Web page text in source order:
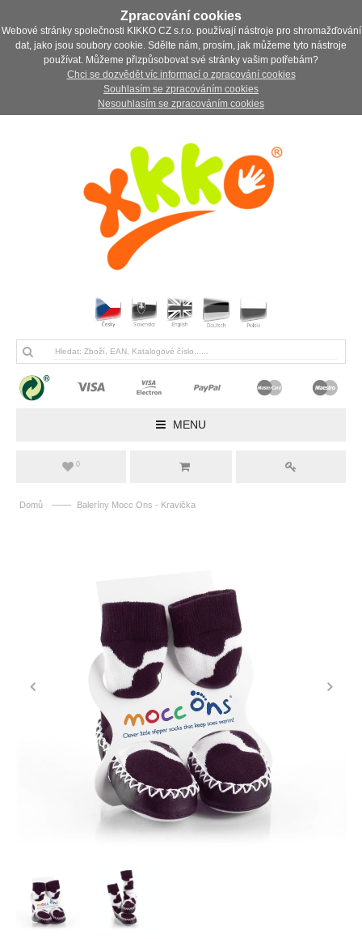
Zpracování cookies
Webové stránky společnosti KIKKO CZ s.r.o. používají nástroje pro shromažďování
dat, jako jsou soubory cookie. Sdělte nám, prosím, jak můžeme tyto nástroje
používat. Můžeme přizpůsobovat své stránky vašim potřebám?
Chci se dozvědět víc informací o zpracování cookies
Souhlasím se zpracováním cookies
Nesouhlasím se zpracováním cookies
MENU
0
Domů —— Baleríny Mocc Ons - Kravička